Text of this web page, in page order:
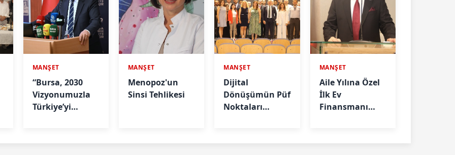
MANŞET
“Bursa, 2030
Vizyonumuzla
Türkiye’yi
MANŞET
Menopoz'un
Sinsi Tehlikesi
MANŞET
Dijital
Dönüşümün Püf
Noktaları
MANŞET
Aile Yılına Özel
İlk Ev
Finansmanı